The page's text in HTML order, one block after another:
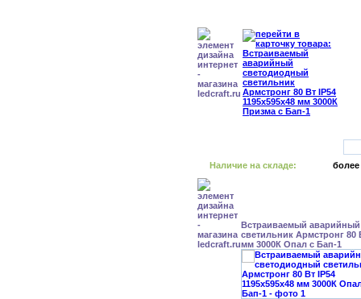
Наличие на складе: более
Встраиваемый
светильник Армстронг 80
мм 3000К Опал с Бап-1